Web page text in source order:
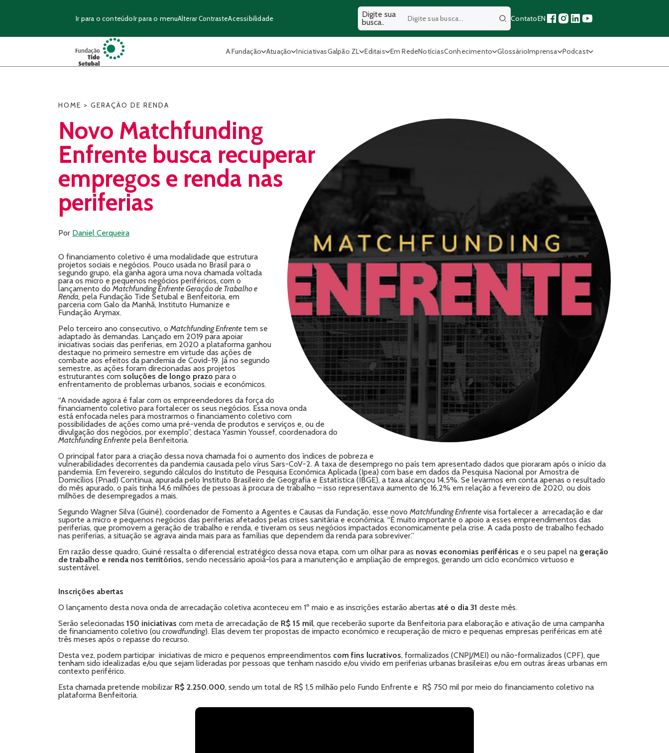
Ir para o conteúdoIr para o menuAlterar ContrasteAcessibilidade
Digite sua
busca..
BuscarContatoEN
A Fundação Atuação IniciativasGalpão ZL Editais Em RedeNotíciasConhecimento GlossárioImprensa Podcast
HOME > GERAÇÃO DE RENDA
Novo Matchfunding
Enfrente busca recuperar
empregos e renda nas
periferias
Por Daniel Cerqueira
O financiamento coletivo é uma modalidade que estrutura
projetos sociais e negócios. Pouco usada no Brasil para o
segundo grupo, ela ganha agora uma nova chamada voltada
para os micro e pequenos negócios periféricos, com o
lançamento doMatchfunding Enfrente Geração de Trabalho e
Renda, pela Fundação Tide Setubal e Benfeitoria, em
parceria com Galo da Manhã, Instituto Humanize e
Fundação Arymax.
Pelo terceiro ano consecutivo, o Matchfunding Enfrente tem se
adaptado às demandas. Lançado em 2019 para apoiar
iniciativas sociais das periferias, em 2020 a plataforma ganhou
destaque no primeiro semestre em virtude das ações de
combate aos efeitos da pandemia de Covid-19. Já no segundo
semestre, as ações foram direcionadas aos projetos
estruturantes com soluções de longo prazo para o
enfrentamento de problemas urbanos, sociais e econômicos.
“A novidade agora é falar com os empreendedores da força do
financiamento coletivo para fortalecer os seus negócios. Essa nova onda
está enfocada neles para mostrarmos o financiamento coletivo com
possibilidades de ações como uma pré-venda de produtos e serviços e, ou de
divulgação dos negócios, por exemplo”, destaca Yasmin Youssef, coordenadora do
Matchfunding Enfrente pela Benfeitoria.
O principal fator para a criação dessa nova chamada foi o aumento dos índices de pobreza e
vulnerabilidades decorrentes da pandemia causada pelo vírus Sars-CoV-2. A taxa de desemprego no país tem apresentado dados que pioraram após o início da
pandemia. Em fevereiro, segundo cálculos do Instituto de Pesquisa Econômica Aplicada (Ipea) com base em dados da Pesquisa Nacional por Amostra de
Domicílios (Pnad) Contínua, apurada pelo Instituto Brasileiro de Geografia e Estatística (IBGE), a taxa alcançou 14,5%. Se levarmos em conta apenas o resultado
do mês apurado, o país tinha 14,6 milhões de pessoas à procura de trabalho – isso representava aumento de 16,2% em relação a fevereiro de 2020, ou dois
milhões de desempregados a mais.
Segundo Wagner Silva (Guiné), coordenador de Fomento a Agentes e Causas da Fundação, esse novo Matchfunding Enfrente visa fortalecer a arrecadação e dar
suporte a micro e pequenos negócios das periferias afetados pelas crises sanitária e econômica. “É muito importante o apoio a esses empreendimentos das
periferias, que promovem a geração de trabalho e renda, e tiveram os seus negócios impactados economicamente pela crise. A cada posto de trabalho fechado
nas periferias, a situação se agrava ainda mais para as famílias que dependem da renda para sobreviver.”
Em razão desse quadro, Guiné ressalta o diferencial estratégico dessa nova etapa, com um olhar para as novas economias periféricas e o seu papel na geração
de trabalho e renda nos territórios, sendo necessário apoiá-los para a manutenção e ampliação de empregos, gerando um ciclo econômico virtuoso e
sustentável.
Inscrições abertas
O lançamento desta nova onda de arrecadação coletiva aconteceu em 1º maio e as inscrições estarão abertas até o dia 31 deste mês.
Serão selecionadas 150 iniciativas com meta de arrecadação de R$ 15 mil, que receberão suporte da Benfeitoria para elaboração e ativação de uma campanha
de financiamento coletivo (ou crowdfunding). Elas devem ter propostas de impacto econômico e recuperação de micro e pequenas empresas periféricas em até
três meses após o repasse do recurso.
Desta vez, podem participar iniciativas de micro e pequenos empreendimentos com fins lucrativos, formalizados (CNPJ/MEI) ou não-formalizados (CPF), que
tenham sido idealizadas e/ou que sejam lideradas por pessoas que tenham nascido e/ou vivido em periferias urbanas brasileiras e/ou em outras áreas urbanas em
contexto periférico.
Esta chamada pretende mobilizar R$ 2.250.000, sendo um total de R$ 1,5 milhão pelo Fundo Enfrente e R$ 750 mil por meio do financiamento coletivo na
plataforma Benfeitoria.